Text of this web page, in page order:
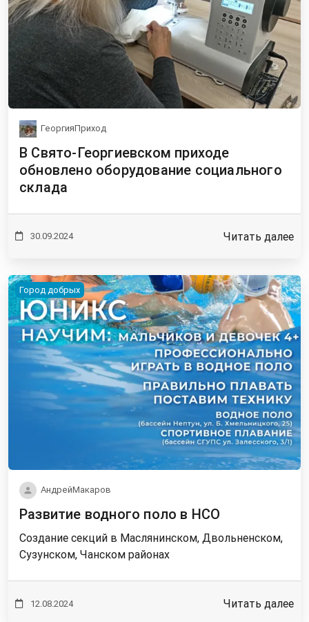
ГеоргияПриход
В Свято-Георгиевском приходе
обновлено оборудование социального
склада
30.09.2024 Читать далее
Город добрых
АндрейМакаров
Развитие водного поло в НСО
Создание секций в Маслянинском, Двольненском,
Сузунском, Чанском районах
12.08.2024 Читать далее